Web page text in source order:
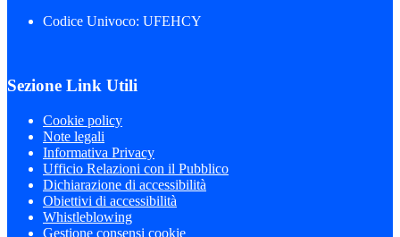
Codice Univoco: UFEHCY
Sezione Link Utili
Cookie policy
Note legali
Informativa Privacy
Ufficio Relazioni con il Pubblico
Dichiarazione di accessibilità
Obiettivi di accessibilità
Whistleblowing
Gestione consensi cookie